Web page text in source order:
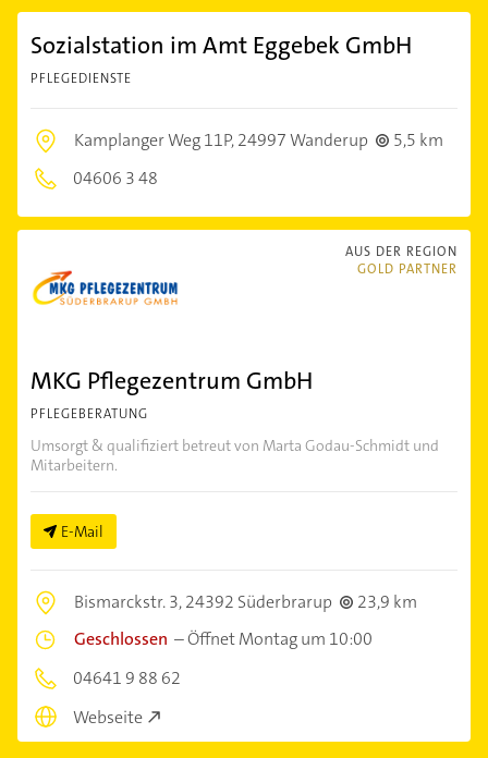
Sozialstation im Amt Eggebek GmbH
PFLEGEDIENSTE
Kamplanger Weg 11P,24997 Wanderup
5,5 km
04606 3 48
AUS DER REGION
GOLD PARTNER
MKG Pflegezentrum GmbH
PFLEGEBERATUNG
Umsorgt & qualifiziert betreut von Marta Godau-Schmidt und
Mitarbeitern.
E-Mail
Bismarckstr. 3,24392 Süderbrarup
23,9 km
Geschlossen –Öffnet Montag um 10:00
04641 9 88 62
Webseite